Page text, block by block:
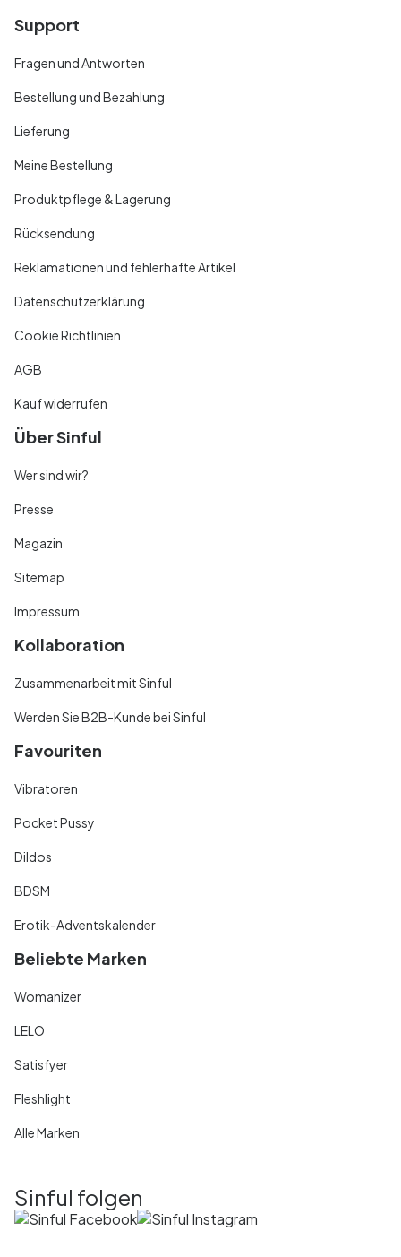
Support
Fragen und Antworten
Bestellung und Bezahlung
Lieferung
Meine Bestellung
Produktpflege & Lagerung
Rücksendung
Reklamationen und fehlerhafte Artikel
Datenschutzerklärung
Cookie Richtlinien
AGB
Kauf widerrufen
Über Sinful
Wer sind wir?
Presse
Magazin
Sitemap
Impressum
Kollaboration
Zusammenarbeit mit Sinful
Werden Sie B2B-Kunde bei Sinful
Favouriten
Vibratoren
Pocket Pussy
Dildos
BDSM
Erotik-Adventskalender
Beliebte Marken
Womanizer
LELO
Satisfyer
Fleshlight
Alle Marken
Sinful folgen